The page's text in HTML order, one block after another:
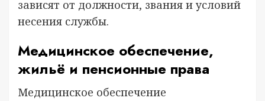
зависят от должности, звания и условий
несения службы.
Медицинское обеспечение,
жильё и пенсионные права
Медицинское обеспечение